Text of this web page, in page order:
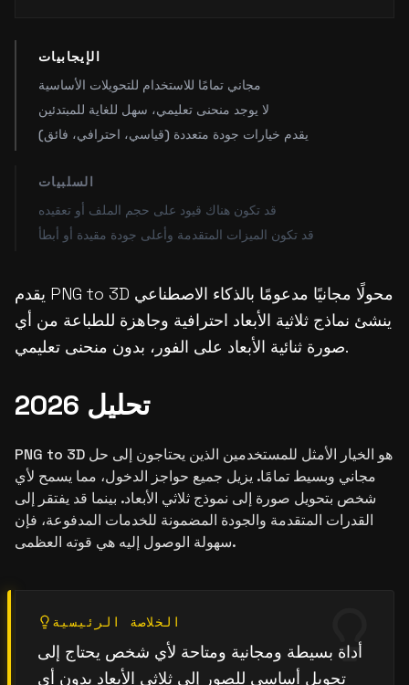
الإيجابيات
مجاني تمامًا للاستخدام للتحويلات الأساسية
لا يوجد منحنى تعليمي، سهل للغاية للمبتدئين
يقدم خيارات جودة متعددة (قياسي، احترافي، فائق)
السلبيات
قد تكون هناك قيود على حجم الملف أو تعقيده
قد تكون الميزات المتقدمة وأعلى جودة مقيدة أو أبطأ
يقدم PNG to 3D محولًا مجانيًا مدعومًا بالذكاء الاصطناعي
ينشئ نماذج ثلاثية الأبعاد احترافية وجاهزة للطباعة من أي
صورة ثنائية الأبعاد على الفور، بدون منحنى تعليمي.
تحليل 2026
PNG to 3D هو الخيار الأمثل للمستخدمين الذين يحتاجون إلى حل
مجاني وبسيط تمامًا. يزيل جميع حواجز الدخول، مما يسمح لأي
شخص بتحويل صورة إلى نموذج ثلاثي الأبعاد. بينما قد يفتقر إلى
القدرات المتقدمة والجودة المضمونة للخدمات المدفوعة، فإن
سهولة الوصول إليه هي قوته العظمى.
الخلاصة الرئيسية
أداة بسيطة ومجانية ومتاحة لأي شخص يحتاج إلى
تحويل أساسي للصور إلى ثلاثي الأبعاد بدون أي